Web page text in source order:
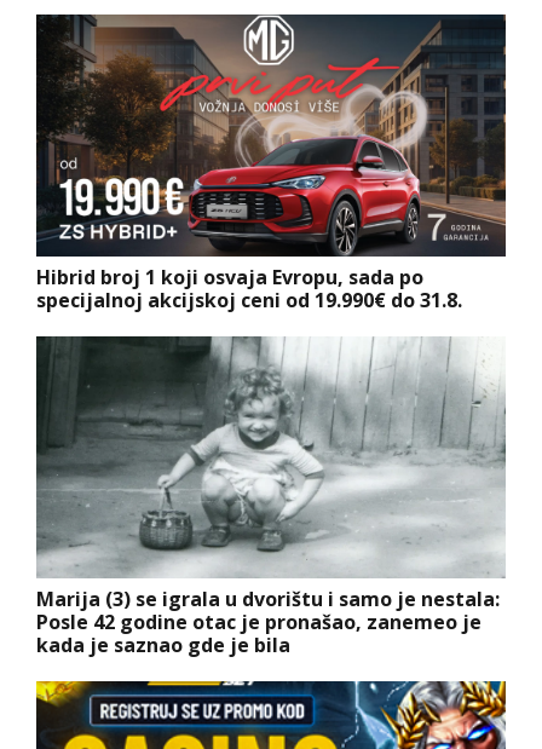
Hibrid broj 1 koji osvaja Evropu, sada po
specijalnoj akcijskoj ceni od 19.990€ do 31.8.
Marija (3) se igrala u dvorištu i samo je nestala:
Posle 42 godine otac je pronašao, zanemeo je
kada je saznao gde je bila